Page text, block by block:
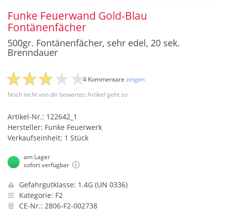
Funke Feuerwand Gold-Blau
Fontänenfächer
500gr. Fontänenfächer, sehr edel, 20 sek.
Brenndauer
Noch nicht von dir bewertet: Artikel geht so
4 Kommentare zeigen
Artikel-Nr.: 122642_1
Hersteller: Funke Feuerwerk
Verkaufseinheit: 1 Stück
am Lager
sofort verfügbar
Gefahrgutklasse: 1.4G (UN 0336)
Kategorie: F2
CE-Nr.: 2806-F2-002738